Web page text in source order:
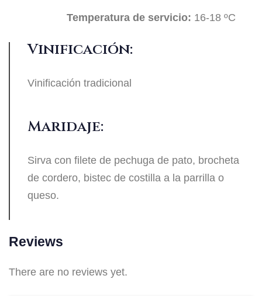
Temperatura de servicio: 16-18 ºC
Vinificación:
Vinificación tradicional
Maridaje:
Sirva con filete de pechuga de pato, brocheta
de cordero, bistec de costilla a la parrilla o
queso.
Reviews
There are no reviews yet.